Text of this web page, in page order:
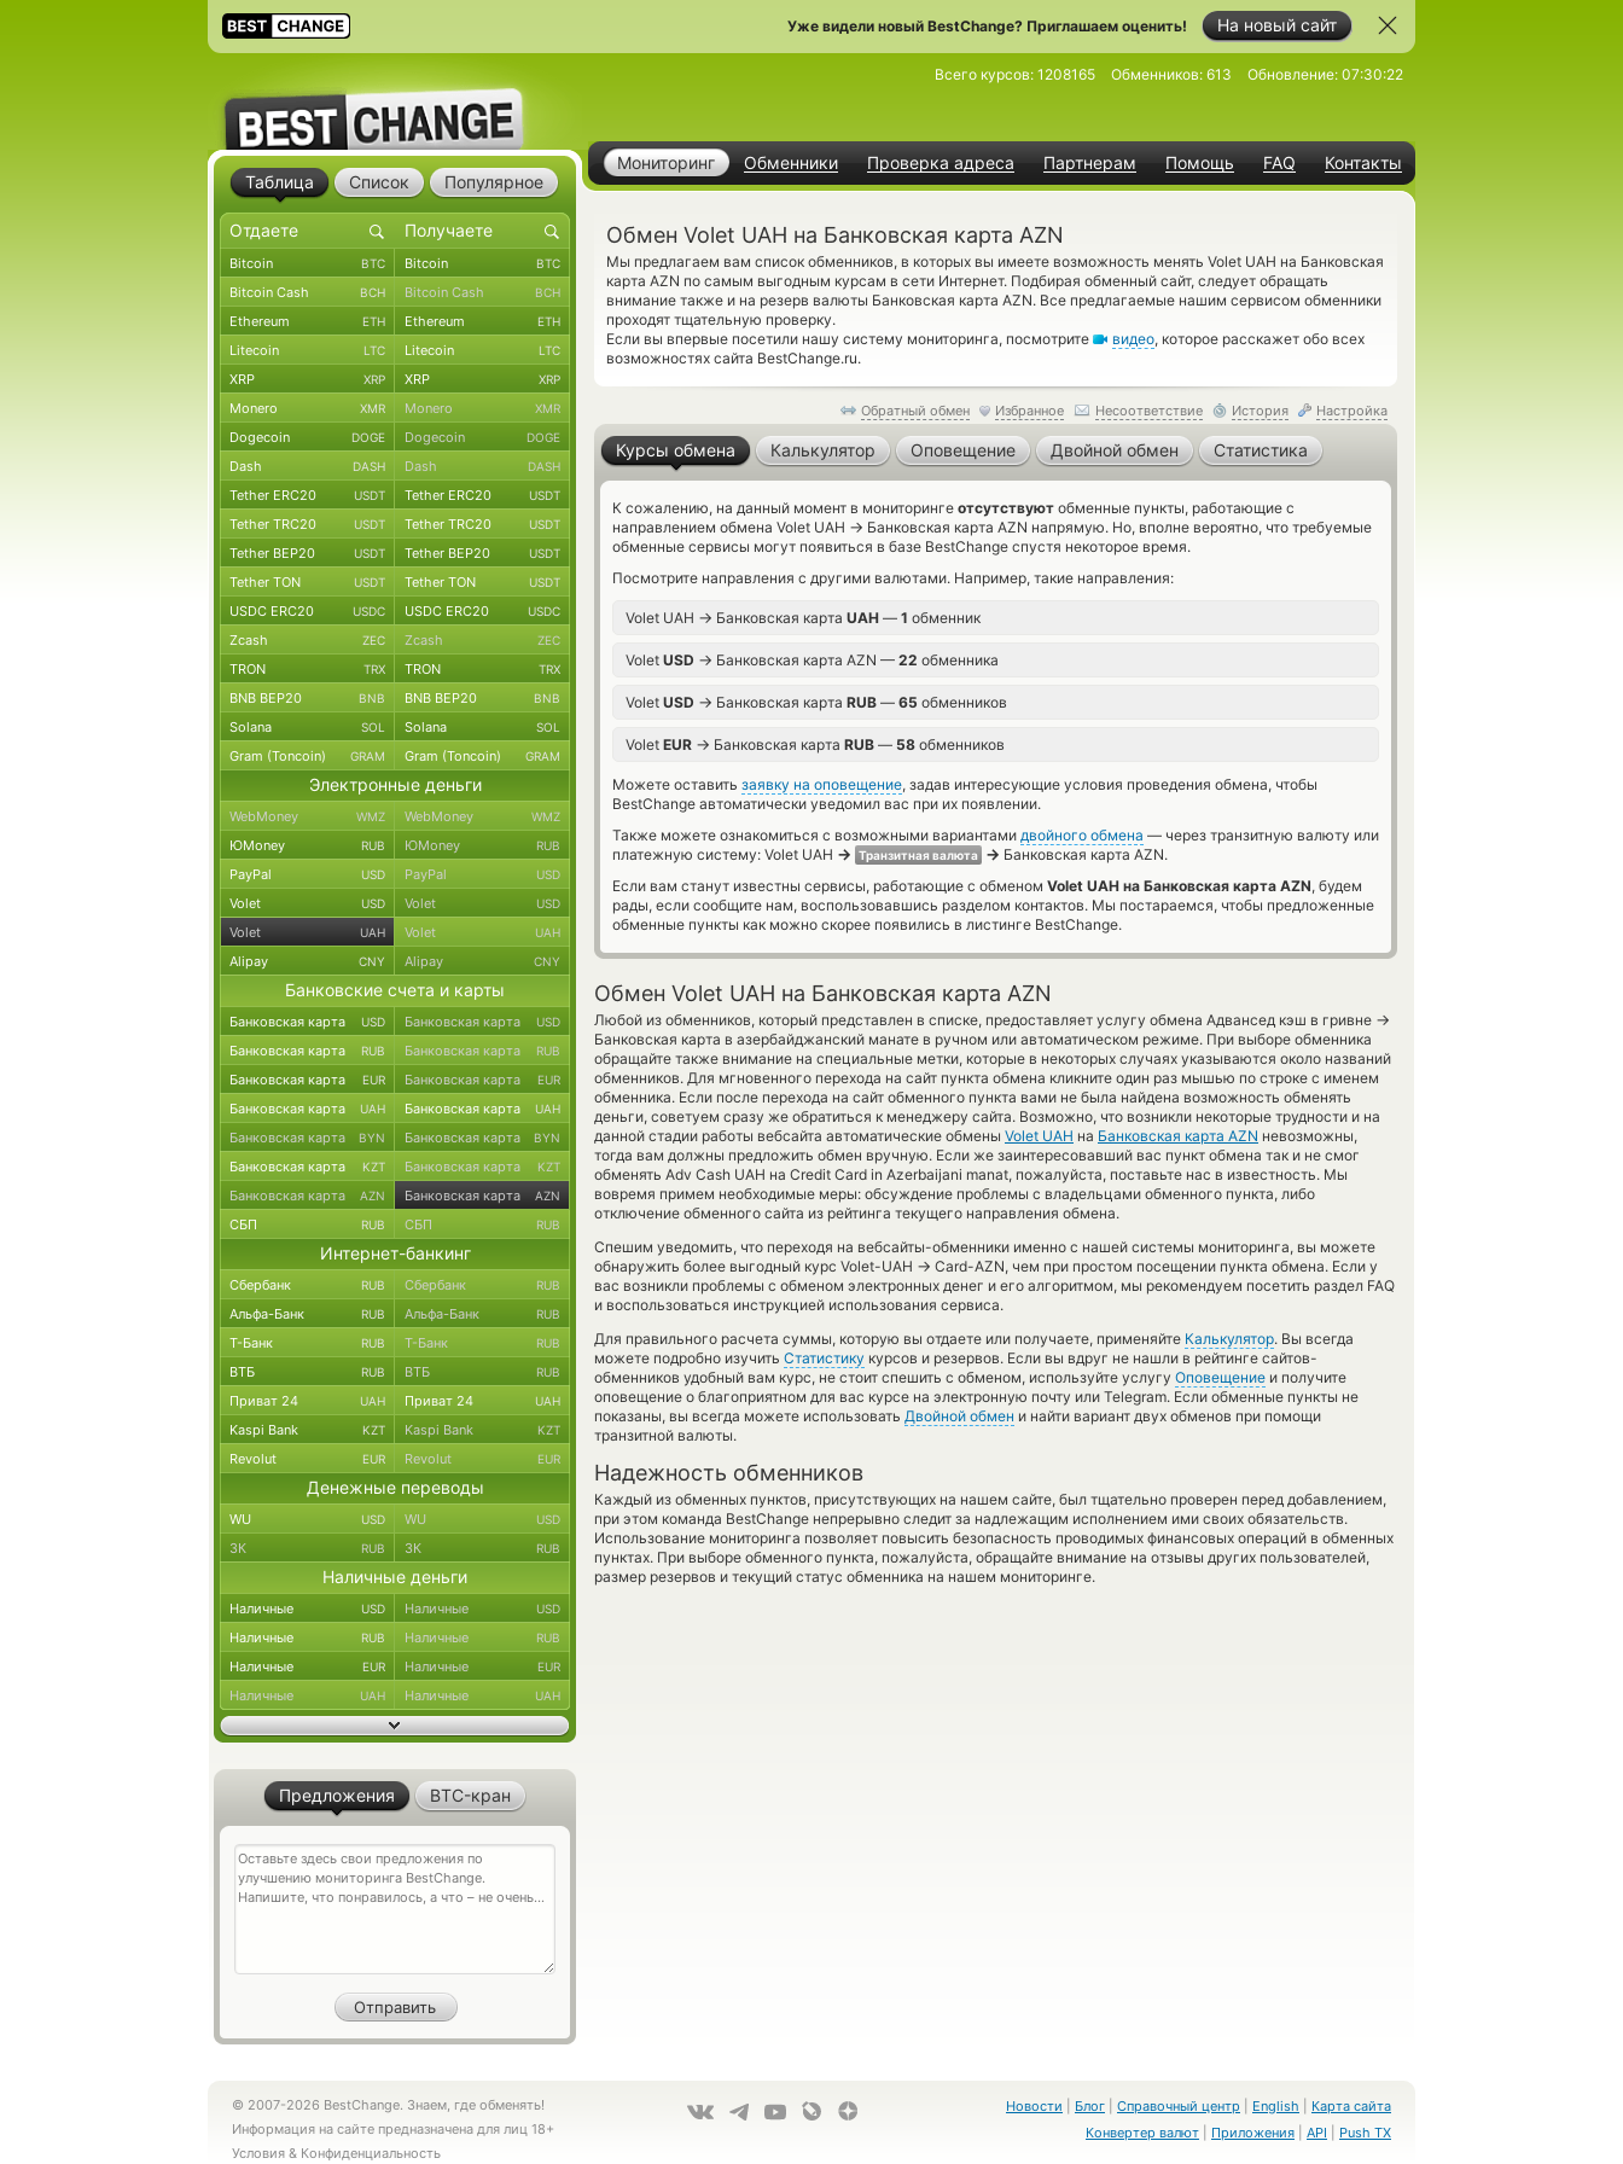
На новый сайт
Уже видели новый BestChange? Приглашаем оценить!
Мониторинг Обменники Проверка адреса Партнерам Помощь FAQ Контакты
Всего курсов: 1208165 Обменников: 613 Обновление: 07:30:22
Обмен Volet UAH на Банковская карта AZN
Мы предлагаем вам список обменников, в которых вы имеете возможность менять Volet UAH на Банковская
карта AZN по самым выгодным курсам в сети Интернет. Подбирая обменный сайт, следует обращать
внимание также и на резерв валюты Банковская карта AZN. Все предлагаемые нашим сервисом обменники
проходят тщательную проверку.
Если вы впервые посетили нашу систему мониторинга, посмотрите
видео, которое расскажет обо всех
возможностях сайта BestChange.ru.
Обратный обмен Избранное Несоответствие История Настройка
Курсы обмена Калькулятор Оповещение Двойной обмен Статистика
К сожалению, на данный момент в мониторинге отсутствуют обменные пункты, работающие с
направлением обмена Volet UAH → Банковская карта AZN напрямую. Но, вполне вероятно, что требуемые
обменные сервисы могут появиться в базе BestChange спустя некоторое время.
Посмотрите направления с другими валютами. Например, такие направления:
Volet UAH → Банковская карта UAH — 1 обменник
Volet USD → Банковская карта AZN — 22 обменника
Volet USD → Банковская карта RUB — 65 обменников
Volet EUR → Банковская карта RUB — 58 обменников
Можете оставить заявку на оповещение, задав интересующие условия проведения обмена, чтобы
BestChange автоматически уведомил вас при их появлении.
Также можете ознакомиться с возможными вариантами двойного обмена — через транзитную валюту или
платежную систему: Volet UAH → Транзитная валюта → Банковская карта AZN.
Если вам станут известны сервисы, работающие с обменом Volet UAH на Банковская карта AZN, будем
рады, если сообщите нам, воспользовавшись разделом контактов. Мы постараемся, чтобы предложенные
обменные пункты как можно скорее появились в листинге BestChange.
Обмен Volet UAH на Банковская карта AZN
Любой из обменников, который представлен в списке, предоставляет услугу обмена Адвансед кэш в гривне →
Банковская карта в азербайджанский манате в ручном или автоматическом режиме. При выборе обменника
обращайте также внимание на специальные метки, которые в некоторых случаях указываются около названий
обменников. Для мгновенного перехода на сайт пункта обмена кликните один раз мышью по строке с именем
обменника. Если после перехода на сайт обменного пункта вами не была найдена возможность обменять
деньги, советуем сразу же обратиться к менеджеру сайта. Возможно, что возникли некоторые трудности и на
данной стадии работы вебсайта автоматические обмены Volet UAH на Банковская карта AZN невозможны,
тогда вам должны предложить обмен вручную. Если же заинтересовавший вас пункт обмена так и не смог
обменять Adv Cash UAH на Credit Card in Azerbaijani manat, пожалуйста, поставьте нас в известность. Мы
вовремя примем необходимые меры: обсуждение проблемы с владельцами обменного пункта, либо
отключение обменного сайта из рейтинга текущего направления обмена.
Спешим уведомить, что переходя на вебсайты-обменники именно с нашей системы мониторинга, вы можете
обнаружить более выгодный курс Volet-UAH → Card-AZN, чем при простом посещении пункта обмена. Если у
вас возникли проблемы с обменом электронных денег и его алгоритмом, мы рекомендуем посетить раздел FAQ
и воспользоваться инструкцией использования сервиса.
Для правильного расчета суммы, которую вы отдаете или получаете, применяйте Калькулятор. Вы всегда
можете подробно изучить Статистику курсов и резервов. Если вы вдруг не нашли в рейтинге сайтов-
обменников удобный вам курс, не стоит спешить с обменом, используйте услугу Оповещение и получите
оповещение о благоприятном для вас курсе на электронную почту или Telegram. Если обменные пункты не
показаны, вы всегда можете использовать Двойной обмен и найти вариант двух обменов при помощи
транзитной валюты.
Надежность обменников
Каждый из обменных пунктов, присутствующих на нашем сайте, был тщательно проверен перед добавлением,
при этом команда BestChange непрерывно следит за надлежащим исполнением ими своих обязательств.
Использование мониторинга позволяет повысить безопасность проводимых финансовых операций в обменных
пунктах. При выборе обменного пункта, пожалуйста, обращайте внимание на отзывы других пользователей,
размер резервов и текущий статус обменника на нашем мониторинге.
Таблица Список Популярное
Bitcoin BTC Bitcoin BTC
Bitcoin Cash BCH Bitcoin Cash BCH
Ethereum ETH Ethereum ETH
Litecoin LTC Litecoin LTC
XRP XRP XRP XRP
Monero XMR Monero XMR
Dogecoin DOGE Dogecoin DOGE
Dash DASH Dash DASH
Tether ERC20 USDT Tether ERC20 USDT
Tether TRC20 USDT Tether TRC20 USDT
Tether BEP20 USDT Tether BEP20 USDT
Tether TON USDT Tether TON USDT
USDC ERC20 USDC USDC ERC20 USDC
Zcash ZEC Zcash ZEC
TRON TRX TRON TRX
BNB BEP20 BNB BNB BEP20 BNB
Solana SOL Solana SOL
Gram (Toncoin) GRAM Gram (Toncoin) GRAM
Электронные деньги
WebMoney WMZ WebMoney WMZ
ЮMoney RUB ЮMoney RUB
PayPal USD PayPal USD
Volet USD Volet USD
Volet UAH Volet UAH
Alipay CNY Alipay CNY
Банковские счета и карты
Банковская карта USD Банковская карта USD
Банковская карта RUB Банковская карта RUB
Банковская карта EUR Банковская карта EUR
Банковская карта UAH Банковская карта UAH
Банковская карта BYN Банковская карта BYN
Банковская карта KZT Банковская карта KZT
Банковская карта AZN Банковская карта AZN
СБП RUB СБП RUB
Интернет-банкинг
Сбербанк RUB Сбербанк RUB
Альфа-Банк RUB Альфа-Банк RUB
Т-Банк RUB Т-Банк RUB
ВТБ RUB ВТБ RUB
Приват 24 UAH Приват 24 UAH
Kaspi Bank KZT Kaspi Bank KZT
Revolut EUR Revolut EUR
Денежные переводы
WU USD WU USD
ЗК RUB ЗК RUB
Наличные деньги
Наличные USD Наличные USD
Наличные RUB Наличные RUB
Наличные EUR Наличные EUR
Наличные UAH Наличные UAH
Предложения BTC-кран
© 2007-2026 BestChange. Знаем, где обменять!
Информация на сайте предназначена для лиц 18+
Условия & Конфиденциальность
Новости Блог Справочный центр English
Карта сайта
Конвертер валют
Приложения API Push TX